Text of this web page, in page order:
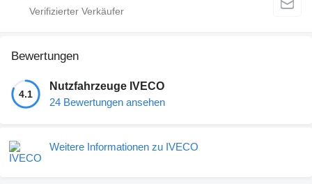
Bewertungen
4.1
Nutzfahrzeuge IVECO
24 Bewertungen ansehen
Weitere Informationen zu IVECO